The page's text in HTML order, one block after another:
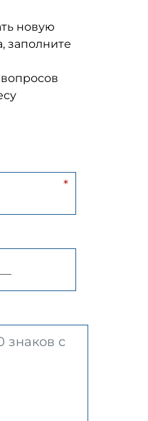
новую
заполните